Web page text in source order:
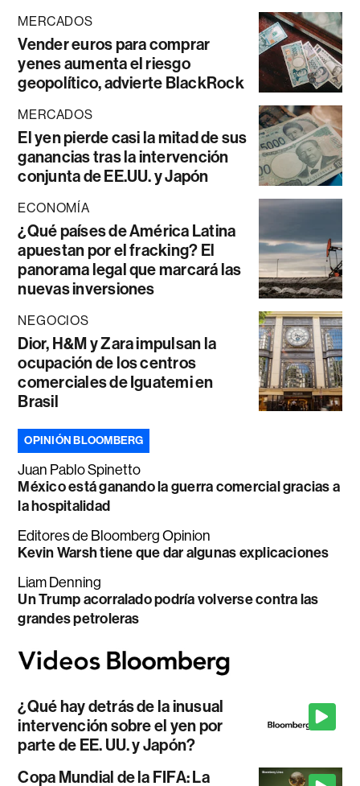
MERCADOS
Vender euros para comprar
yenes aumenta el riesgo
geopolítico, advierte BlackRock
MERCADOS
El yen pierde casi la mitad de sus
ganancias tras la intervención
conjunta de EE.UU. y Japón
ECONOMÍA
¿Qué países de América Latina
apuestan por el fracking? El
panorama legal que marcará las
nuevas inversiones
NEGOCIOS
Dior, H&M y Zara impulsan la
ocupación de los centros
comerciales de Iguatemi en
Brasil
OPINIÓN BLOOMBERG
Juan Pablo Spinetto
México está ganando la guerra comercial gracias a
la hospitalidad
Editores de Bloomberg Opinion
Kevin Warsh tiene que dar algunas explicaciones
Liam Denning
Un Trump acorralado podría volverse contra las
grandes petroleras
¿Qué hay detrás de la inusual
intervención sobre el yen por
parte de EE. UU. y Japón?
Copa Mundial de la FIFA: La